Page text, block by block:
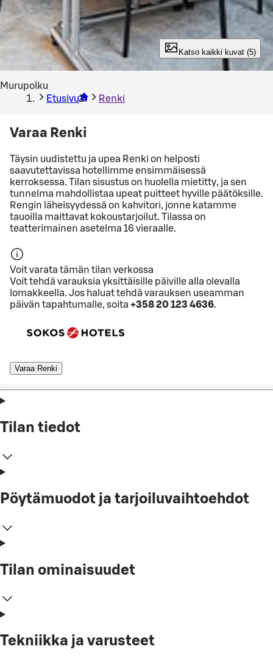
Katso kaikki kuvat (5)
Murupolku
Etusivu
Renki
Varaa Renki
Täysin uudistettu ja upea Renki on helposti
saavutettavissa hotellimme ensimmäisessä
kerroksessa. Tilan sisustus on huolella mietitty, ja sen
tunnelma mahdollistaa upeat puitteet hyville päätöksille.
Rengin läheisyydessä on kahvitori, jonne katamme
tauoilla maittavat kokoustarjoilut. Tilassa on
teatterimainen asetelma 16 vieraalle.
Voit varata tämän tilan verkossa
Voit tehdä varauksia yksittäisille päiville alla olevalla
lomakkeella. Jos haluat tehdä varauksen useamman
päivän tapahtumalle, soita +358 20 123 4636.
Varaa Renki
Tilan tiedot
Pöytämuodot ja tarjoiluvaihtoehdot
Tilan ominaisuudet
Tekniikka ja varusteet